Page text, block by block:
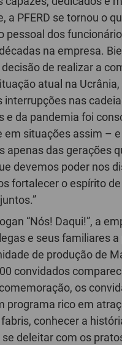
a PFERD se tornou o
pessoal dos
na empresa.
de realizar a
atual na
interrupções nas
e da pandemia foi
em situações assim –
apenas das gerações
devemos poder nos
fortalecer o espírito
“Nós! Daqui!”, a
e seus familiares a
de produção de
convidados
os
programa rico em
conhecer a
se deleitar com os